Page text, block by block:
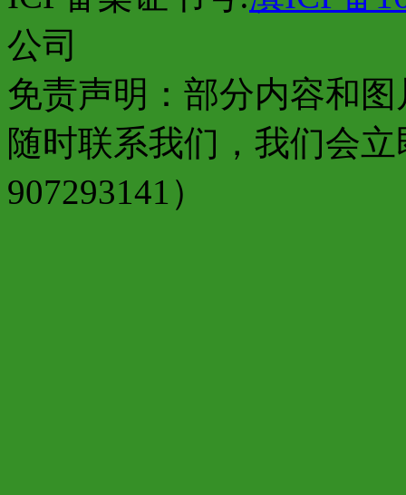
公司
免责声明：部分内容和
随时联系我们，我们会
907293141）